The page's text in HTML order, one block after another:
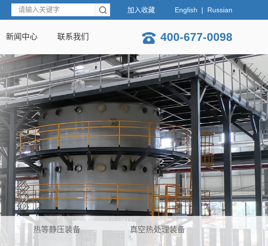
加入收藏 English | Russian
400-677-0098
新闻中心 联系我们
热等静压装备 真空热处理装备